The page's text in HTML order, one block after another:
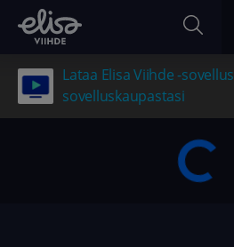
Lataa Elisa Viihde -sovellus
sovelluskaupastasi